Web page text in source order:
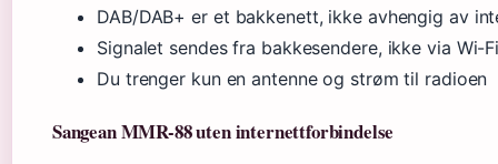
DAB/DAB+ er et bakkenett, ikke avhengig av
Signalet sendes fra bakkesendere, ikke via Wi-
Du trenger kun en antenne og strøm til radioen
Sangean MMR-88 uten internettforbindelse